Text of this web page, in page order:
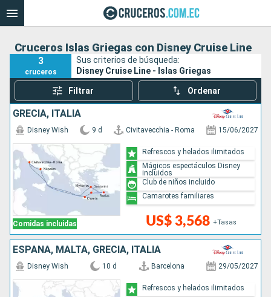
Cruceros Islas Griegas con Disney Cruise Line
3
cruceros
Sus criterios de búsqueda:
Disney Cruise Line - Islas Griegas
Filtrar Ordenar
GRECIA, ITALIA
Comidas incluidas
Disney Wish 9 d Civitavecchia - Roma 15/06/2027
US$ 3,568 +Tasas
Refrescos y helados ilimitados
Mágicos espectáculos Disney
incluidos
Club de niños incluido
Camarotes familiares
ESPAÑA, MALTA, GRECIA, ITALIA
Disney Wish 10 d Barcelona 29/05/2027
Refrescos y helados ilimitados